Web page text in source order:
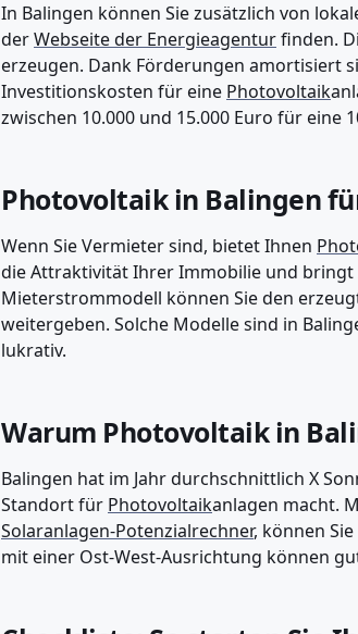
In Balingen können Sie zusätzlich von
derWebseite der Energieagenturfinden.
erzeugen. Dank Förderungen amortisiert
Investitionskosten für eine Photovoltaik
zwischen 10.000 und 15.000 Euro für eine
Photovoltaik in Balingen
Wenn Sie Vermieter sind, bietet Ihnen
die Attraktivität Ihrer Immobilie und bringt
Mieterstrommodell können Sie den
weitergeben. Solche Modelle sind in
lukrativ.
Warum Photovoltaik in
Balingen hat im Jahr durchschnittlich X
Standort für Photovoltaikanlagen macht.
Solaranlagen-Potenzialrechner, können
mit einer Ost-West-Ausrichtung können